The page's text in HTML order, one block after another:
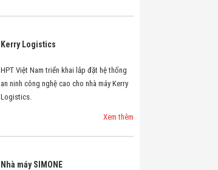
Kerry Logistics
HPT Việt Nam triển khai lắp đặt hệ thống
an ninh công nghệ cao cho nhà máy Kerry
Logistics.
Xem thêm
Nhà máy SIMONE